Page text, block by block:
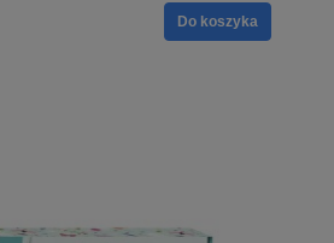
Do koszyka